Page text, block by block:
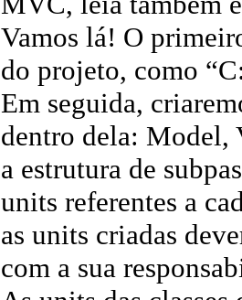
Vamos lá! O
do projeto, como
Em seguida,
dentro dela: Model,
a estrutura de
units referentes a
as units criadas
com a sua